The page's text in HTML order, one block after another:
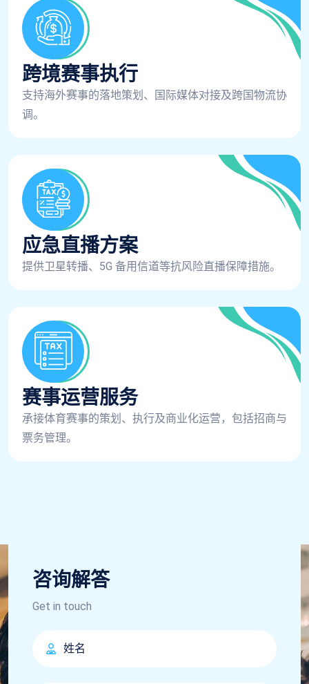
跨境赛事执行
支持海外赛事的落地策划、国际媒体对接及跨国物流协
调。
应急直播方案
提供卫星转播、5G 备用信道等抗风险直播保障措施。
赛事运营服务
承接体育赛事的策划、执行及商业化运营，包括招商与
票务管理。
咨询解答
Get in touch